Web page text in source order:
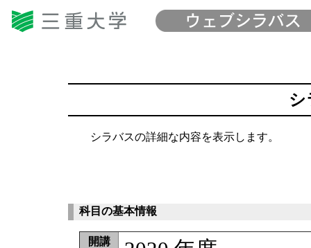
シ
シラバスの詳細な内容を表示します。
科目の基本情報
開講